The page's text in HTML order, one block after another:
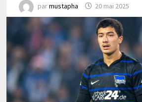
parmustapha 20 mai 2025